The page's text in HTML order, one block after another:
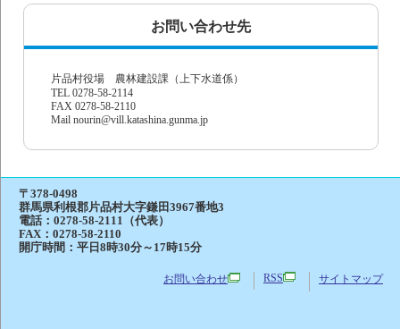
お問い合わせ先
片品村役場 農林建設課（上下水道係）
TEL 0278-58-2114
FAX 0278-58-2110
Mail nourin@vill.katashina.gunma.jp
〒378-0498
群馬県利根郡片品村大字鎌田3967番地3
電話： 0278-58-2111（代表）
FAX：0278-58-2110
開庁時間：平日8時30分～17時15分
お問い合わせ RSS サイトマップ